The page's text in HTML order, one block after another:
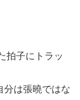
拍子にトラッ
分は張曉ではな